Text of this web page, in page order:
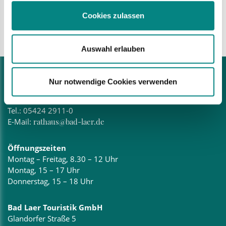
Cookies zulassen
Auswahl erlauben
Nur notwendige Cookies verwenden
kovenstroth@bad-laer.de
Dieser Text wurde mit KI übersetzt.
Bad Laer Rathaus
49196 Bad Laer
Tel.: 05424 2911-0
E-Mail: rathaus@bad-laer.de
Öffnungszeiten
Montag – Freitag, 8.30 – 12 Uhr
Montag, 15 – 17 Uhr
Donnerstag, 15 – 18 Uhr
Bad Laer Touristik GmbH
Glandorfer Straße 5